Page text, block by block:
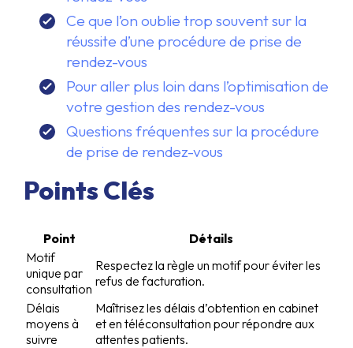
Ce que l’on oublie trop souvent sur la
réussite d’une procédure de prise de
rendez-vous
Pour aller plus loin dans l’optimisation de
votre gestion des rendez-vous
Questions fréquentes sur la procédure
de prise de rendez-vous
Points Clés
Point
Détails
Motif
unique par
consultation
Respectez la règle un motif pour éviter les
refus de facturation.
Délais
moyens à
suivre
Maîtrisez les délais d’obtention en cabinet
et en téléconsultation pour répondre aux
attentes patients.